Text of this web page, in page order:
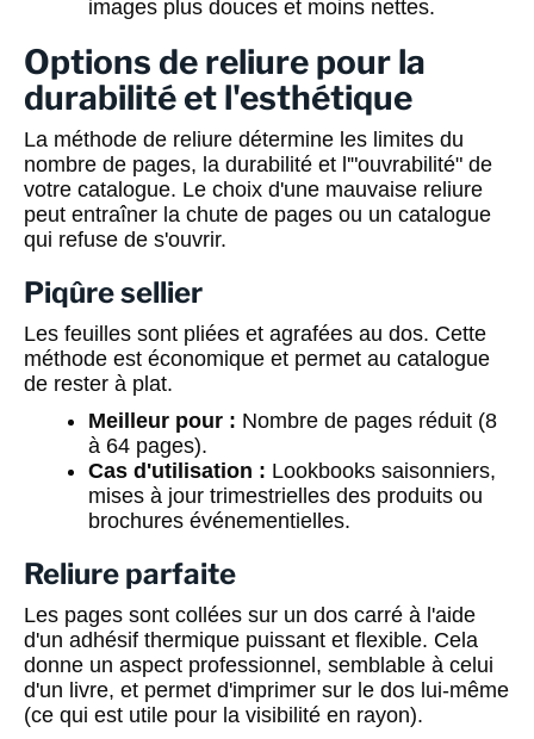
images plus douces et moins nettes.
Options de reliure pour la
durabilité et l'esthétique
La méthode de reliure détermine les limites du
nombre de pages, la durabilité et l'"ouvrabilité" de
votre catalogue. Le choix d'une mauvaise reliure
peut entraîner la chute de pages ou un catalogue
qui refuse de s'ouvrir.
Piqûre sellier
Les feuilles sont pliées et agrafées au dos. Cette
méthode est économique et permet au catalogue
de rester à plat.
Meilleur pour : Nombre de pages réduit (8
à 64 pages).
Cas d'utilisation : Lookbooks saisonniers,
mises à jour trimestrielles des produits ou
brochures événementielles.
Reliure parfaite
Les pages sont collées sur un dos carré à l'aide
d'un adhésif thermique puissant et flexible. Cela
donne un aspect professionnel, semblable à celui
d'un livre, et permet d'imprimer sur le dos lui-même
(ce qui est utile pour la visibilité en rayon).